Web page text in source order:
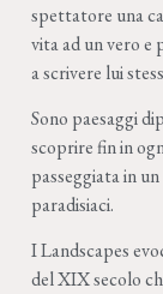
spettatore una
vita ad un vero e
a scrivere lui
Sono paesaggi
scoprire fin in
passeggiata in
paradisiaci.
I Landscapes
del XIX secolo